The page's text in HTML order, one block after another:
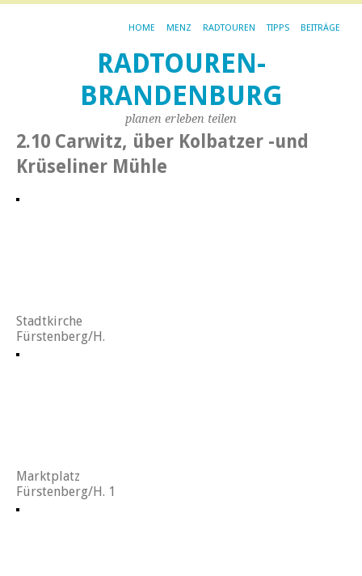
HOME MENZ RADTOUREN TIPPS BEITRÄGE
RADTOUREN-
BRANDENBURG
planen erleben teilen
2.10 Carwitz, über Kolbatzer -und
Krüseliner Mühle
Stadtkirche
Fürstenberg/H.
Marktplatz
Fürstenberg/H. 1